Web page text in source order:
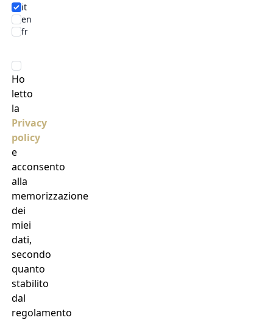
it
en
fr
Ho
letto
la
Privacy
policy
e
acconsento
alla
memorizzazione
dei
miei
dati,
secondo
quanto
stabilito
dal
regolamento